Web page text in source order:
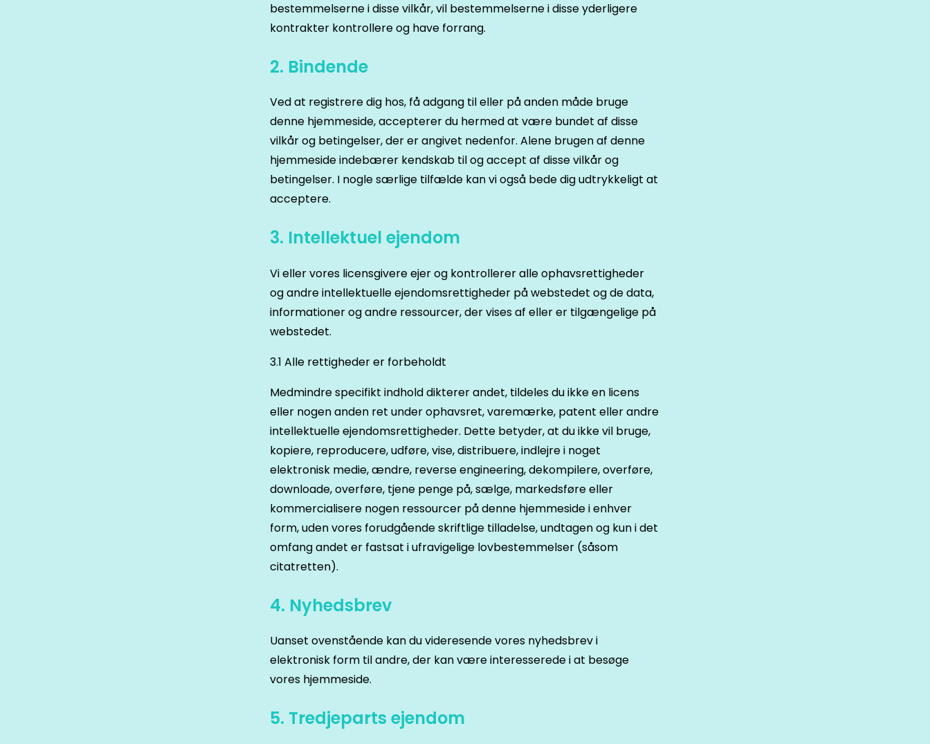
bestemmelserne i disse vilkår, vil bestemmelserne i disse yderligere
kontrakter kontrollere og have forrang.
2. Bindende
Ved at registrere dig hos, få adgang til eller på anden måde bruge
denne hjemmeside, accepterer du hermed at være bundet af disse
vilkår og betingelser, der er angivet nedenfor. Alene brugen af denne
hjemmeside indebærer kendskab til og accept af disse vilkår og
betingelser. I nogle særlige tilfælde kan vi også bede dig udtrykkeligt at
acceptere.
3. Intellektuel ejendom
Vi eller vores licensgivere ejer og kontrollerer alle ophavsrettigheder
og andre intellektuelle ejendomsrettigheder på webstedet og de data,
informationer og andre ressourcer, der vises af eller er tilgængelige på
webstedet.
3.1 Alle rettigheder er forbeholdt
Medmindre specifikt indhold dikterer andet, tildeles du ikke en licens
eller nogen anden ret under ophavsret, varemærke, patent eller andre
intellektuelle ejendomsrettigheder. Dette betyder, at du ikke vil bruge,
kopiere, reproducere, udføre, vise, distribuere, indlejre i noget
elektronisk medie, ændre, reverse engineering, dekompilere, overføre,
downloade, overføre, tjene penge på, sælge, markedsføre eller
kommercialisere nogen ressourcer på denne hjemmeside i enhver
form, uden vores forudgående skriftlige tilladelse, undtagen og kun i det
omfang andet er fastsat i ufravigelige lovbestemmelser (såsom
citatretten).
4. Nyhedsbrev
Uanset ovenstående kan du videresende vores nyhedsbrev i
elektronisk form til andre, der kan være interesserede i at besøge
vores hjemmeside.
5. Tredjeparts ejendom